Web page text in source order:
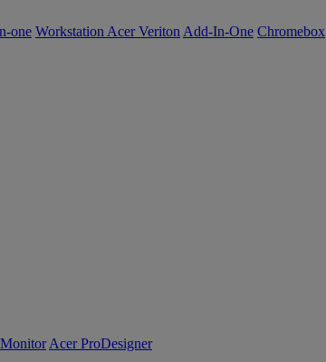
one Workstation Acer Veriton Add-In-One Chromebox
Acer ProDesigner